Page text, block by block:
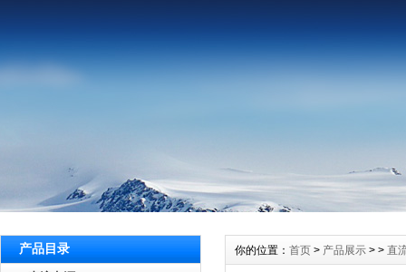
产品目录 你的位置： 首页 > 产品展示 > > 直